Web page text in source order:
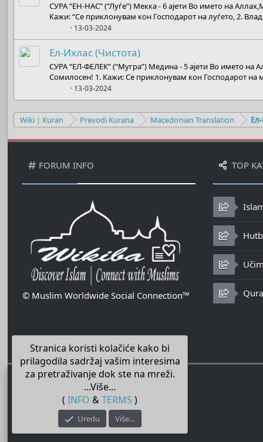
СУРА “ЕН-НАС” (“Луѓе”) Мекка - 6 ајети Во името на
Кажи: “Се приклонувам кон Господарот на луѓето, 2.
13-03-2024
Ел-Ихлас (Чистота)
СУРА “ЕЛ-ФЕЛЕК” (“Мугра”) Медина - 5 ајети Во името на
Сомилосен! 1. Кажи: Се приклонувам кон Господарот на
13-03-2024
Wiki | Kuran Prevodi Kurana Macedonian Translation
FORUM INFO
© Muslim Worldwide Social Connection™
TOP
Stranica koristi kolačiće kako bi
prilagodila sadržaj vašim interesima
za pretraživanje dok ste na mreži.
...Više...
( INFO &TERMS )
Uredu Više…